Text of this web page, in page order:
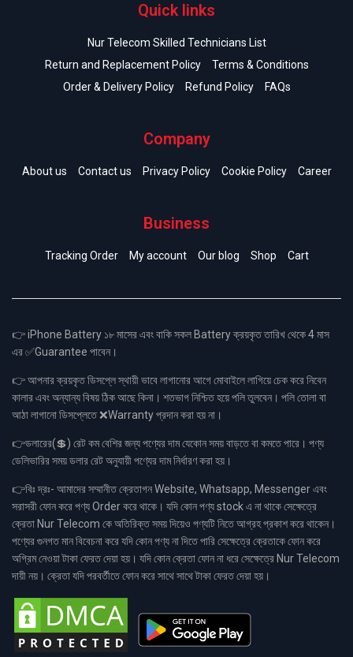
Quick links
Nur Telecom Skilled Technicians List
Return and Replacement Policy
Terms & Conditions
Order & Delivery Policy
Refund Policy FAQs
Company
About us Contact us Privacy Policy Cookie Policy Career
Business
Tracking Order My account Our blog Shop Cart
👉 iPhone Battery ১৮ মাসের এবং বাকি সকল Battery ক্রয়কৃত তারিখ থেকে 4 মাস
এর ✅Guarantee পাবেন।
👉 আপনার ক্রয়কৃত ডিসপ্লে স্থায়ী ভাবে লাগানোর আগে মোবাইলে লাগিয়ে চেক করে নিবেন
কালার এবং অন্যান্য বিষয় ঠিক আছে কিনা। শতভাগ নিশ্চিত হয়ে পলি তুলবেন। পলি তোলা বা
আঠা লাগানো ডিসপ্লেতে ❌Warranty প্রদান করা হয় না।
👉ডলারের(💲) রেট কম বেশির জন্য পণ্যের দাম যেকোন সময় বাড়তে বা কমতে পারে। পণ্য
ডেলিভারির সময় ডলার রেট অনুযায়ী পণ্যের দাম নির্ধারণ করা হয়।
👉বিঃ দ্রঃ- আমাদের সম্মানীত ক্রেতাগন Website, Whatsapp, Messenger এবং
সরাসরী ফোন করে পণ্য Order করে থাকে। যদি কোন পণ্য stock এ না থাকে সেক্ষেত্রে
ক্রেতা Nur Telecom কে অতিরিক্ত সময় দিয়েও পণ্যটি নিতে আগ্রহ প্রকাশ করে থাকেন।
পণ্যের গুনগত মান বিবেচনা করে যদি কোন পণ্য না দিতে পারি সেক্ষেত্রে ক্রেতাকে ফোন করে
অগ্রিম নেওয়া টাকা ফেরত দেয়া হয়। যদি কোন ক্রেতা ফোন না ধরে সেক্ষেত্রে Nur Telecom
দায়ী নয়। ক্রেতা যদি পরবর্তীতে ফোন করে সাথে সাথে টাকা ফেরত দেয়া হয়।